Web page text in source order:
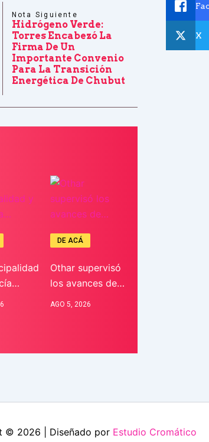
Nota Siguiente
Hidrógeno Verde:
Torres Encabezó La
Firma De Un
Importante Convenio
Para La Transición
Energética De Chubut
DE ACÁ
Othar supervisó
los avances de…
AGO 5, 2026
X
© 2026 | Diseñado por Estudio Cromático